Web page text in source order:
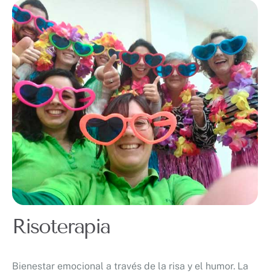
Risoterapia
Bienestar emocional a través de la risa y el humor. La